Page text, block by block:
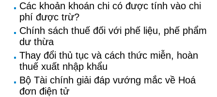
Các khoản khoán chi có được tính vào chi
phí được trừ?
Chính sách thuế đối với phế liệu, phế phẩm
dư thừa
Thay đổi thủ tục và cách thức miễn, hoàn
thuế xuất nhập khẩu
Bộ Tài chính giải đáp vướng mắc về Hoá
đơn điện tử